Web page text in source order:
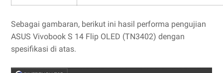
Sebagai gambaran, berikut ini hasil performa pengujian
ASUS Vivobook S 14 Flip OLED (TN3402) dengan
spesifikasi di atas.